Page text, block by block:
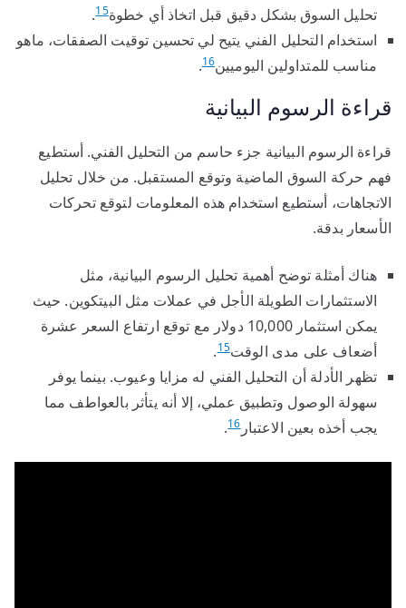
تحليل السوق بشكل دقيق قبل اتخاذ أي خطوة15
.
استخدام التحليل الفني يتيح لي تحسين توقيت الصفقات، ماهو
مناسب للمتداولين اليوميين16
.
قراءة الرسوم البيانية
قراءة الرسوم البيانية جزء حاسم من التحليل الفني. أستطيع
فهم حركة السوق الماضية وتوقع المستقبل. من خلال تحليل
الاتجاهات، أستطيع استخدام هذه المعلومات لتوقع تحركات
الأسعار بدقة.
هناك أمثلة توضح أهمية تحليل الرسوم البيانية، مثل
الاستثمارات الطويلة الأجل في عملات مثل البيتكوين. حيث
يمكن استثمار 10,000 دولار مع توقع ارتفاع السعر عشرة
أضعاف على مدى الوقت15
.
تظهر الأدلة أن التحليل الفني له مزايا وعيوب. بينما يوفر
سهولة الوصول وتطبيق عملي، إلا أنه يتأثر بالعواطف مما
يجب أخذه بعين الاعتبار16
.